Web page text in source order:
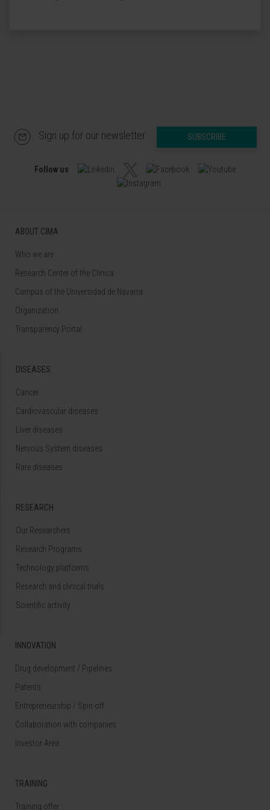
Sign up for our newsletter SUBSCRIBE
Follow us
ABOUT CIMA
Who we are
Research Center of the Clinica
Campus of the Universidad de Navarra
Organization
Transparency Portal
DISEASES
Cancer
Cardiovascular diseases
Liver diseases
Nervous System diseases
Rare diseases
RESEARCH
Our Researchers
Research Programs
Technology platforms
Research and clinical trials
Scientific activity
INNOVATION
Drug development / Pipelines
Patents
Entrepreneurship / Spin off
Collaboration with companies
Investor Area
TRAINING
Training offer